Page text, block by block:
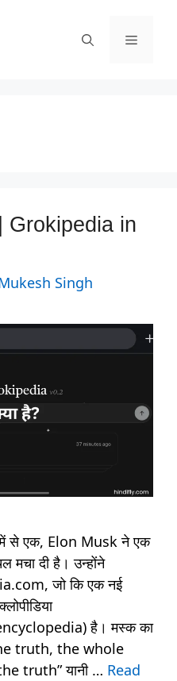
Menu
| Grokipedia in
Singh
में से एक, Elon Musk ने एक
मचा दी है। उन्होंने
जो कि एक नई
है। मस्क का
truth, the whole
truth” यानी … Read